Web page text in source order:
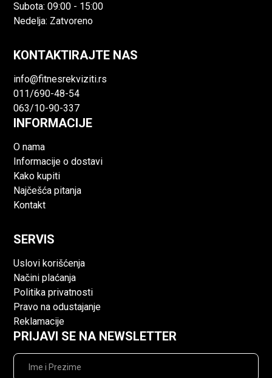
Subota: 09:00 - 15:00
Nedelja: Zatvoreno
KONTAKTIRAJTE NAS
info@fitnesrekviziti.rs
011/690-48-54
063/10-90-337
INFORMACIJE
O nama
Informacije o dostavi
Kako kupiti
Najčešća pitanja
Kontakt
SERVIS
Uslovi korišćenja
Načini plaćanja
Politika privatnosti
Pravo na odustajanje
Reklamacije
PRIJAVI SE NA NEWSLETTER